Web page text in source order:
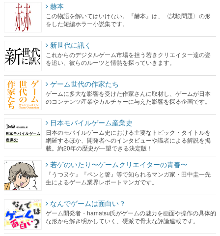
赫本
この物語を解いてはいけない。『赫本』は、〈試験問題〉の形
をした短編ホラー小説集です。
新世代に訊く
これからのデジタルゲーム市場を担う若きクリエイター達の姿
を追い、彼らのルーツと情熱を探っていきます。
ゲーム世代の作家たち
ゲームに多大な影響を受けた作家さんに取材し、ゲームが日本
のコンテンツ産業やカルチャーに与えた影響を探る企画です。
日本モバイルゲーム産業史
日本のモバイルゲーム史における主要なトピック・タイトルを
網羅するほか、開発者へのインタビューや識者による解説を掲
載。約20年の歴史が一望できる決定版！
若ゲのいたり〜ゲームクリエイターの青春〜
『うつヌケ』『ペンと箸』等で知られるマンガ家・田中圭一先
生によるゲーム業界レポートマンガです。
なんでゲームは面白い？
ゲーム開発者・hamatsu氏がゲームの魅力を画面や操作の具体的
な形から解き明かしていく、硬派で骨太な評論連載です。